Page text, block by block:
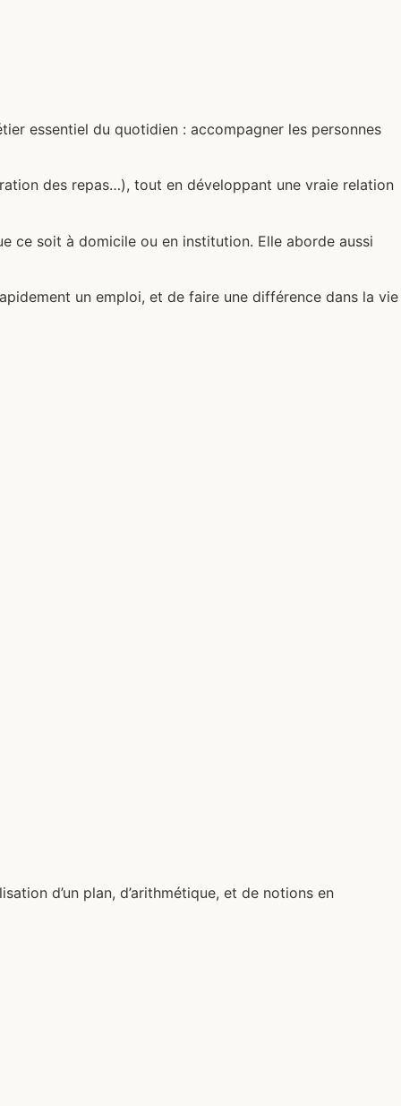
essentiel du quotidien : accompagner les personnes
des repas…), tout en développant une vraie relation
ce soit à domicile ou en institution. Elle aborde aussi
un emploi, et de faire une différence dans la vie
d’un plan, d’arithmétique, et de notions en